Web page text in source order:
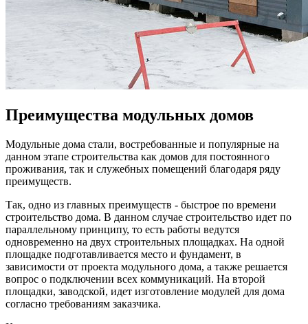
Преимущества модульных домов
Модульные дома стали, востребованные и популярные на
данном этапе строительства как домов для постоянного
проживания, так и служебных помещений благодаря ряду
преимуществ.
Так, одно из главных преимуществ - быстрое по времени
строительство дома. В данном случае строительство идет по
параллельному принципу, то есть работы ведутся
одновременно на двух строительных площадках. На одной
площадке подготавливается место и фундамент, в
зависимости от проекта модульного дома, а также решается
вопрос о подключении всех коммуникаций. На второй
площадки, заводской, идет изготовление модулей для дома
согласно требованиям заказчика.